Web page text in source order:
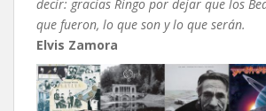
decir: gracias Ringo por dejar que los
que fueron, lo que son y lo que serán.
Elvis Zamora